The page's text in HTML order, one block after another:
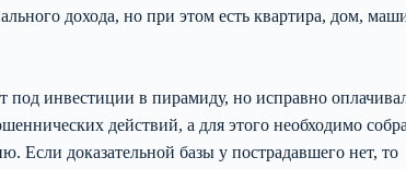
дохода, но при этом есть квартира, дом,
инвестиции в пирамиду, но исправно
действий, а для этого необходимо
Если доказательной базы у пострадавшего нет, то